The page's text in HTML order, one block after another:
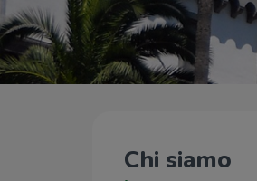
Chi siamo